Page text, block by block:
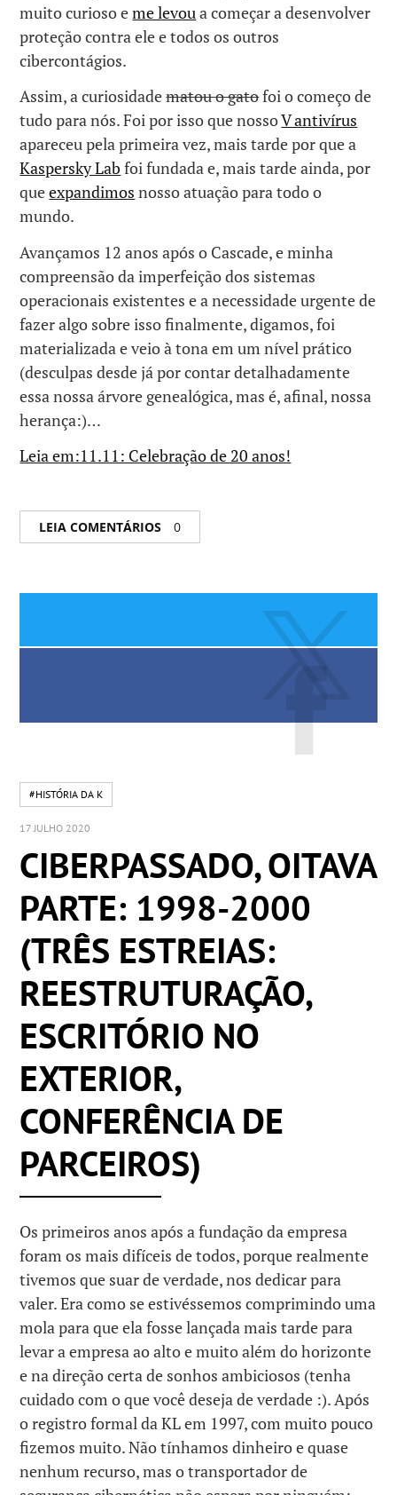
muito curioso eme levou a começar a desenvolver
proteção contra ele e todos os outros
cibercontágios.
Assim, a curiosidadematou o gatofoi o começo de
tudo para nós. Foi por isso que nossoV antivírus
apareceu pela primeira vez, mais tarde por que a
Kaspersky Lab foi fundada e, mais tarde ainda, por
queexpandimos nosso atuação para todo o
mundo.
Avançamos 12 anos após o Cascade, e minha
compreensão da imperfeição dos sistemas
operacionais existentes e a necessidade urgente de
fazer algo sobre isso finalmente, digamos, foi
materializada e veio à tona em um nível prático
(desculpas desde já por contar detalhadamente
essa nossa árvore genealógica, mas é, afinal, nossa
herança:)…
Leia em:11.11: Celebração de 20 anos!
LEIA COMENTÁRIOS 0
#HISTÓRIA DA K
17 JULHO 2020
CIBERPASSADO, OITAVA
PARTE: 1998-2000
(TRÊS ESTREIAS:
REESTRUTURAÇÃO,
ESCRITÓRIO NO
EXTERIOR,
CONFERÊNCIA DE
PARCEIROS)
Os primeiros anos após a fundação da empresa
foram os mais difíceis de todos, porque realmente
tivemos que suar de verdade, nos dedicar para
valer. Era como se estivéssemos comprimindo uma
mola para que ela fosse lançada mais tarde para
levar a empresa ao alto e muito além do horizonte
e na direção certa de sonhos ambiciosos (tenha
cuidado com o que você deseja de verdade :). Após
o registro formal da KL em 1997, com muito pouco
fizemos muito. Não tínhamos dinheiro e quase
nenhum recurso, mas o transportador de